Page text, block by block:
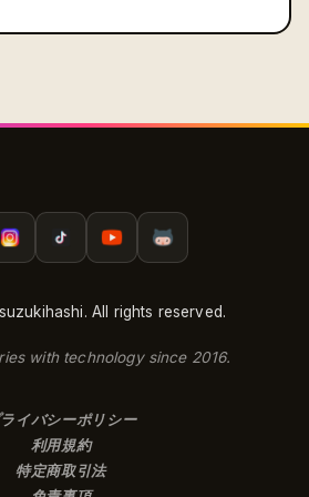
All rights reserved.
with technology since 2016.
イバシーポリシー
利用規約
特定商取引法